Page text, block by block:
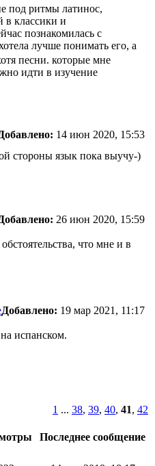
под ритмы латинос,
в классики и
познакомилась с
лучше понимать его, а
песни. которые мне
идти в изучение
14 июн 2020, 15:53
стороны язык пока выучу-)
26 июн 2020, 15:59
что мне и в
Добавлено: 19 мар 2021, 11:17
испанском.
1 ... 38, 39, 40, 41, 42
Последнее сообщение